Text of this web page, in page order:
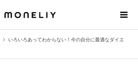
いろいろあってわからない！今の自分に最適なダイエ